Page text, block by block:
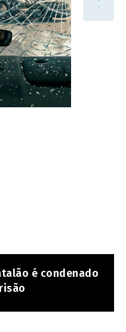
é condenado